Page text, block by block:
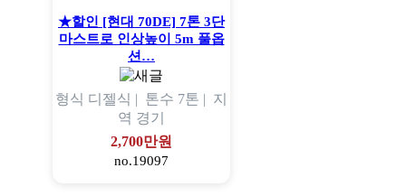
★할인 [현대 70DE] 7톤 3단
마스트로 인상높이 5m 풀옵
션…
형식 디젤식 | 톤수 7톤 | 지
역 경기
2,700만원
no.19097